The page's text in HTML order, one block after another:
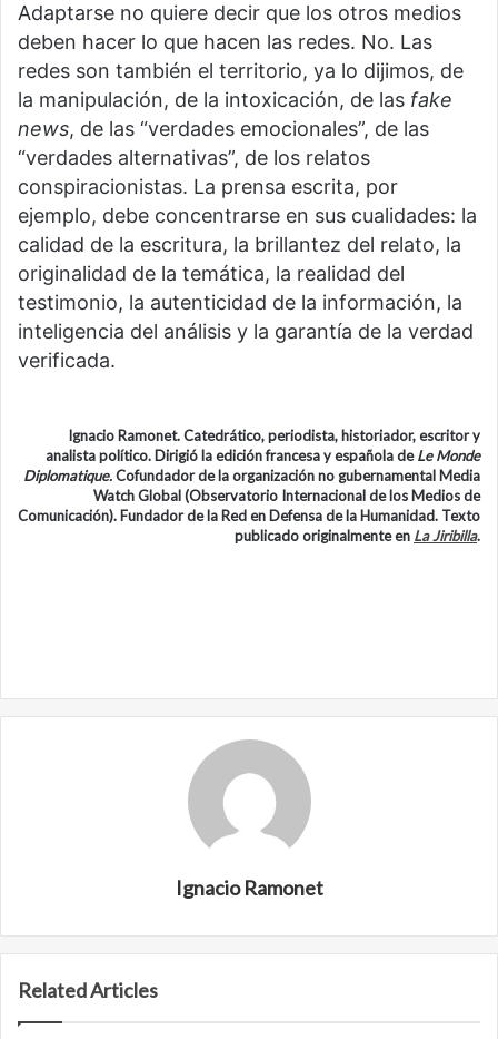
Adaptarse no quiere decir que los otros medios
deben hacer lo que hacen las redes. No. Las
redes son también el territorio, ya lo dijimos, de
la manipulación, de la intoxicación, de las fake
news, de las “verdades emocionales”, de las
“verdades alternativas”, de los relatos
conspiracionistas. La prensa escrita, por
ejemplo, debe concentrarse en sus cualidades: la
calidad de la escritura, la brillantez del relato, la
originalidad de la temática, la realidad del
testimonio, la autenticidad de la información, la
inteligencia del análisis y la garantía de la verdad
verificada.
Ignacio Ramonet. Catedrático, periodista, historiador, escritor y
analista político. Dirigió la edición francesa y española deLe Monde
Diplomatique.Cofundador de la organización no gubernamental Media
Watch Global (Observatorio Internacional de los Medios de
Comunicación). Fundador de la Red en Defensa de la Humanidad. Texto
publicado originalmente en La Jiribilla.
Ignacio Ramonet
Related Articles